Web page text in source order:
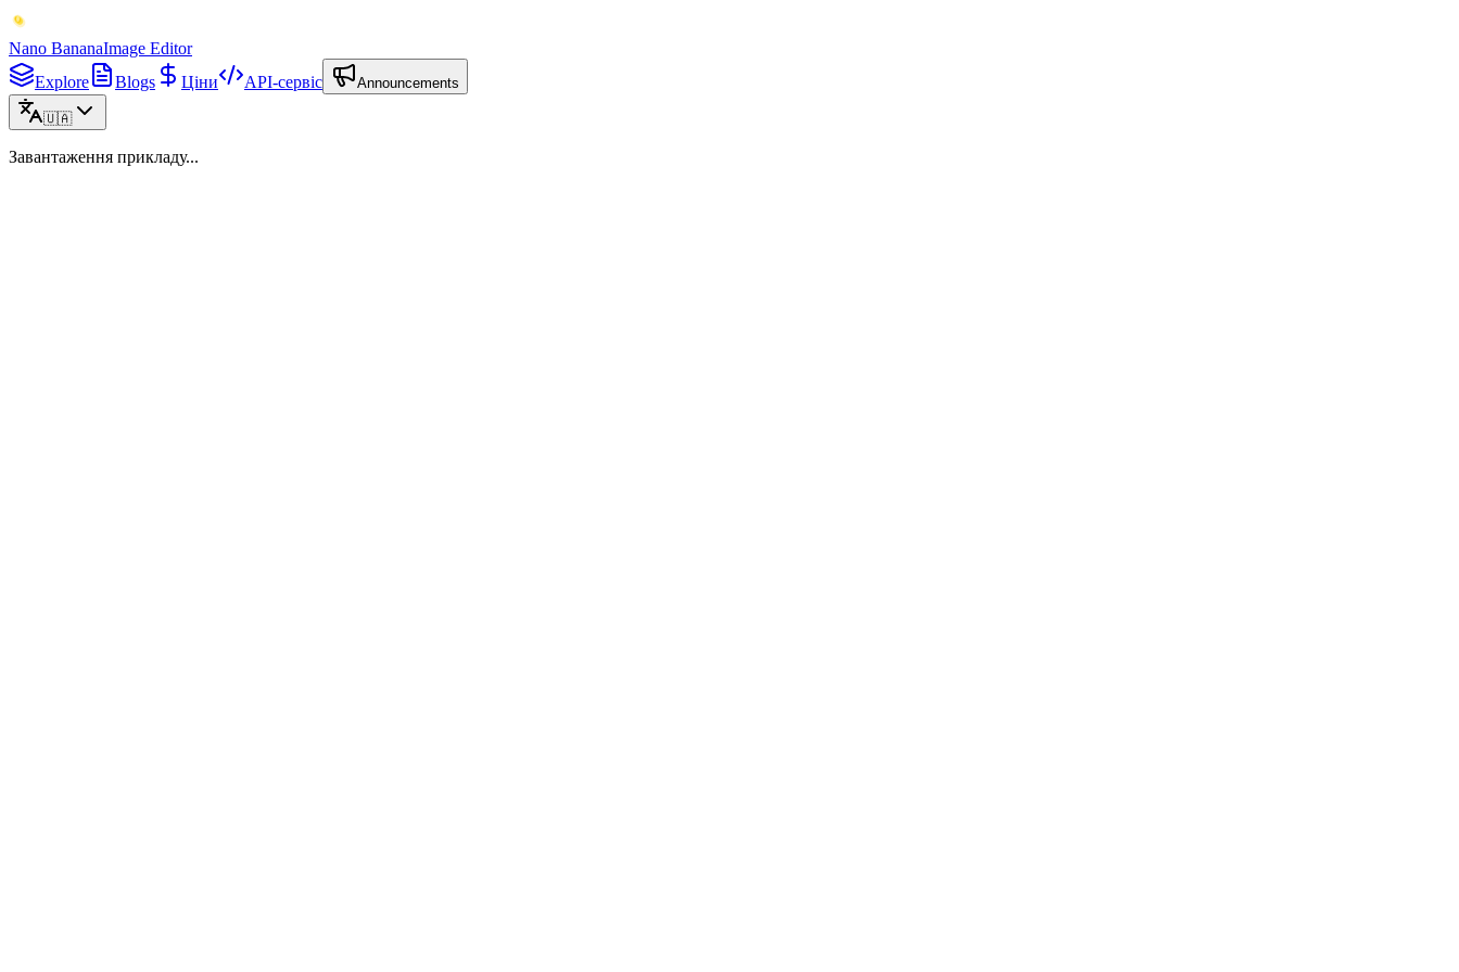
Nano BananaImage Editor
Explore
Blogs Ціни API-сервіс Announcements
🇺🇦
Завантаження прикладу...